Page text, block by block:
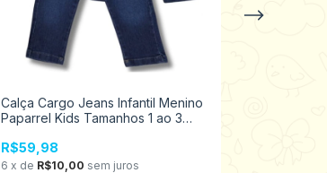
Calça Cargo Jeans Infantil Menino
Paparrel Kids Tamanhos 1 ao 3
R$59,98
6 x de R$10,00 sem juros